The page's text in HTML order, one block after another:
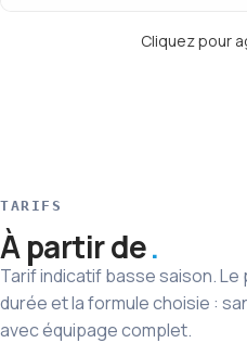
Cliquez pour
TARIFS
À partir de
Tarif indicatif basse saison. Le
durée et la formule choisie :
avec équipage complet.